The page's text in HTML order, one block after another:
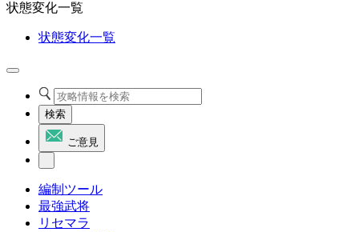
状態変化一覧
状態変化一覧
検索
ご意見
編制ツール
最強武将
リセマラ